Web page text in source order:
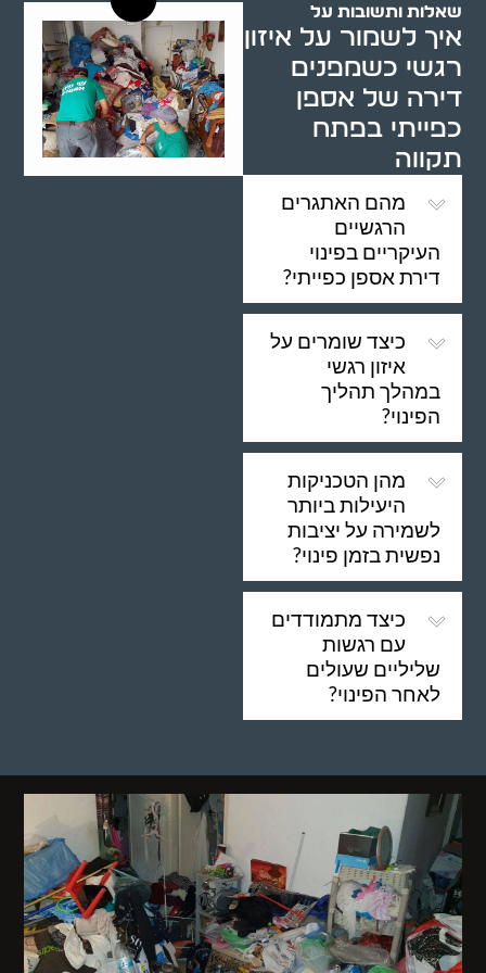
שאלות ותשובות על
איך לשמור על איזון
רגשי כשמפנים
דירה של אספן
כפייתי בפתח
תקווה
מהם האתגרים
הרגשיים
העיקריים בפינוי
דירת אספן כפייתי?
כיצד שומרים על
איזון רגשי
במהלך תהליך
הפינוי?
מהן הטכניקות
היעילות ביותר
לשמירה על יציבות
נפשית בזמן פינוי?
כיצד מתמודדים
עם רגשות
שליליים שעולים
לאחר הפינוי?